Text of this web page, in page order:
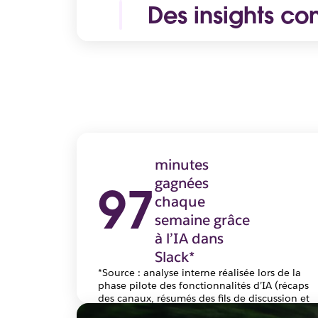
Rédigez un brouillon, prenez
instantanément des discussions.
Des insights
97
minutes
gagnées
chaque
semaine grâce
à l’IA dans
Slack*
*Source : analyse interne réalisée lors de la
phase pilote des fonctionnalités d’IA (récaps
des canaux, résumés des fils de discussion et
recherche de réponses alimentée par l’IA)